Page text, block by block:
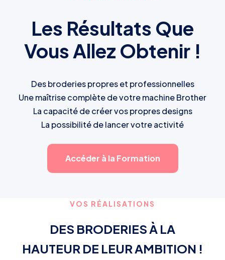
Les Résultats Que
Vous Allez Obtenir !
Des broderies propres et professionnelles
Une maîtrise complète de votre machine Brother
La capacité de créer vos propres designs
La possibilité de lancer votre activité
Accéder à la Formation
VOS RÉALISATIONS
DES BRODERIES À LA
HAUTEUR DE LEUR AMBITION !